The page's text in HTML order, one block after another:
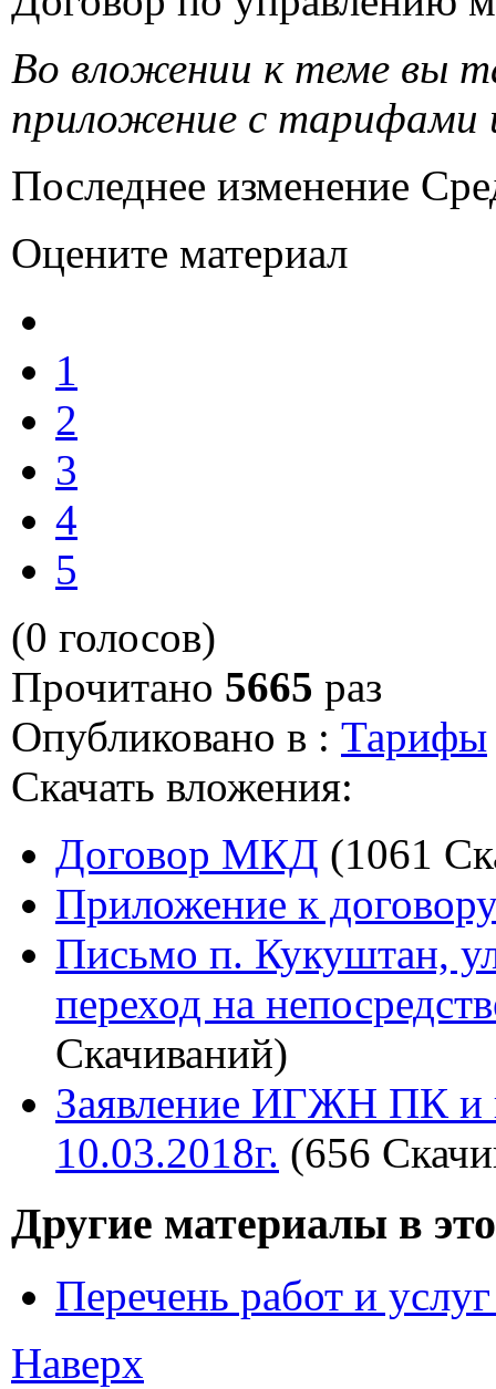
Во вложении к теме вы
приложение с тарифами
Последнее изменение
Оцените материал
1
2
3
4
5
(0 голосов)
Прочитано 5665 раз
Опубликовано в : Тарифы
Скачать вложения:
Договор МКД (1061
Приложение к
Письмо п. Кукуштан,
переход на
Скачиваний)
Заявление ИГЖН ПК и
10.03.2018г. (656
Другие материалы в
Перечень работ и
Наверх